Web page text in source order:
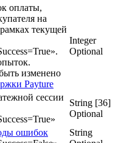
оплаты,
на
текущей
изменено
Payture
Integer
Optional
сессии
String [36]
Optional
ошибок
String